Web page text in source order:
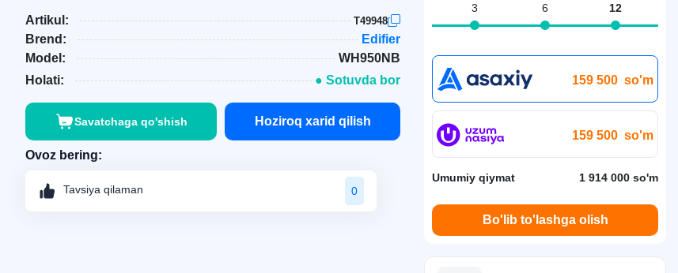
Artikul: T49948
Brend:
Edifier
Model:
WH950NB
Holati:
● Sotuvda bor
Savatchaga qo'shish Hoziroq xarid qilish
Ovoz bering:
Tavsiya qilaman 0
3 6 12
159 500 so'm
159 500 so'm
Umumiy qiymat 1 914 000 so'm
Bo'lib to'lashga olish